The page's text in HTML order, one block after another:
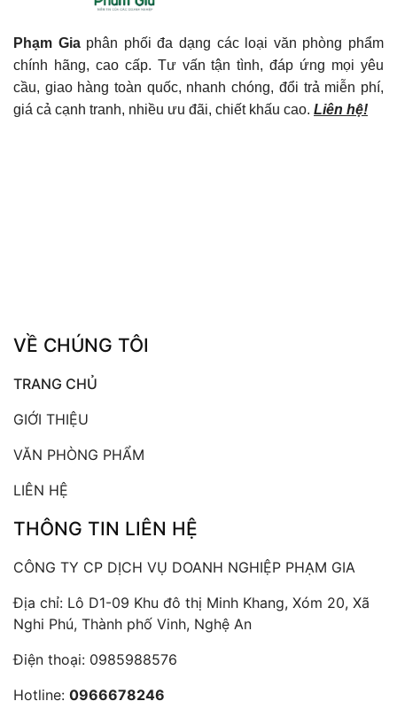
Phạm Giaphân phối đa dạng các loại văn phòng phẩm
chính hãng, cao cấp. Tư vấn tận tình, đáp ứng mọi yêu
cầu, giao hàng toàn quốc, nhanh chóng, đổi trả miễn phí,
giá cả cạnh tranh, nhiều ưu đãi, chiết khấu cao. Liên hệ!
VỀ CHÚNG TÔI
TRANG CHỦ
GIỚI THIỆU
VĂN PHÒNG PHẨM
LIÊN HỆ
THÔNG TIN LIÊN HỆ
CÔNG TY CP DỊCH VỤ DOANH NGHIỆP PHẠM GIA
Địa chỉ: Lô D1-09 Khu đô thị Minh Khang, Xóm 20, Xã
Nghi Phú, Thành phố Vinh, Nghệ An
Điện thoại: 0985988576
Hotline: 0966678246